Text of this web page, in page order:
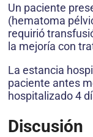
Un paciente
(hematoma
requirió
la mejoría con
La estancia
paciente antes
hospitalizado 4
Discusión